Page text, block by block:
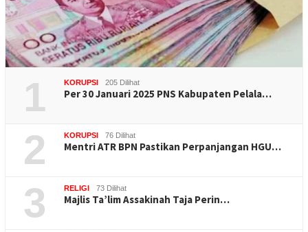
1 KORUPSI 205 Dilihat
Per 30 Januari 2025 PNS Kabupaten Pelala…
2 KORUPSI 76 Dilihat
Mentri ATR BPN Pastikan Perpanjangan HGU…
3 RELIGI 73 Dilihat
Majlis Ta’lim Assakinah Taja Perin…